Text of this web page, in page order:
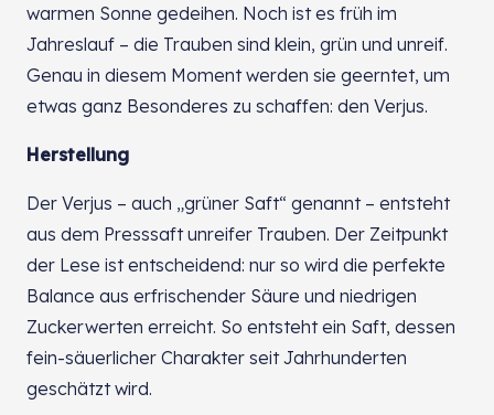
warmen Sonne gedeihen. Noch ist es früh im
Jahreslauf – die Trauben sind klein, grün und unreif.
Genau in diesem Moment werden sie geerntet, um
etwas ganz Besonderes zu schaffen: den Verjus.
Herstellung
Der Verjus – auch „grüner Saft“ genannt – entsteht
aus dem Presssaft unreifer Trauben. Der Zeitpunkt
der Lese ist entscheidend: nur so wird die perfekte
Balance aus erfrischender Säure und niedrigen
Zuckerwerten erreicht. So entsteht ein Saft, dessen
fein-säuerlicher Charakter seit Jahrhunderten
geschätzt wird.